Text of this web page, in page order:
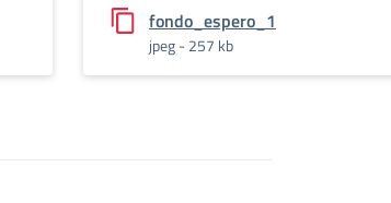
fondo_espero_1
jpeg - 257 kb